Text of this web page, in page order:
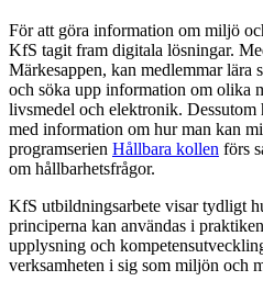
För att göra information om miljö
KfS tagit fram digitala lösningar.
Märkesappen, kan medlemmar lära
och söka upp information om olika
livsmedel och elektronik. Dessutom
med information om hur man kan
programserien Hållbara kollen förs
om hållbarhetsfrågor.
KfS utbildningsarbete visar tydligt
principerna kan användas i
upplysning och
verksamheten i sig som miljön och